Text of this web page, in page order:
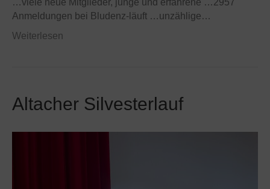
Anmeldungen bei Bludenz-läuft …unzählige…
Weiterlesen
Altacher Silvesterlauf